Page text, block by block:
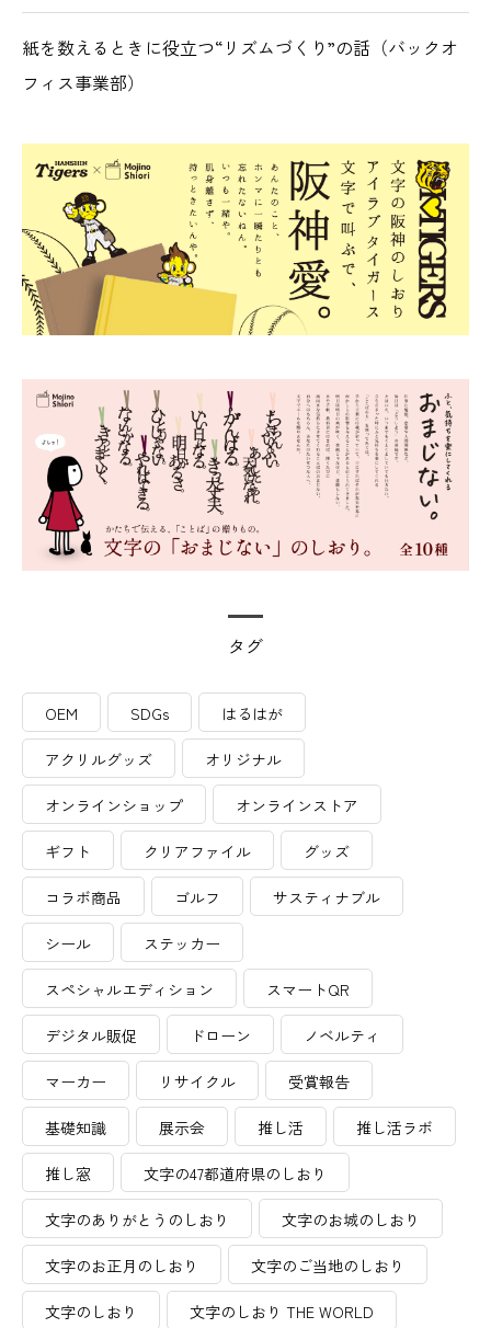
紙を数えるときに役立つ“リズムづくり”の話（バックオ
フィス事業部）
タグ
OEM SDGs はるはが
アクリルグッズ オリジナル
オンラインショップ オンラインストア
ギフト クリアファイル グッズ
コラボ商品 ゴルフ サスティナブル
シール ステッカー
スペシャルエディション スマートQR
デジタル販促 ドローン ノベルティ
マーカー リサイクル 受賞報告
基礎知識 展示会 推し活 推し活ラボ
推し窓 文字の47都道府県のしおり
文字のありがとうのしおり 文字のお城のしおり
文字のお正月のしおり 文字のご当地のしおり
文字のしおり 文字のしおり THE WORLD